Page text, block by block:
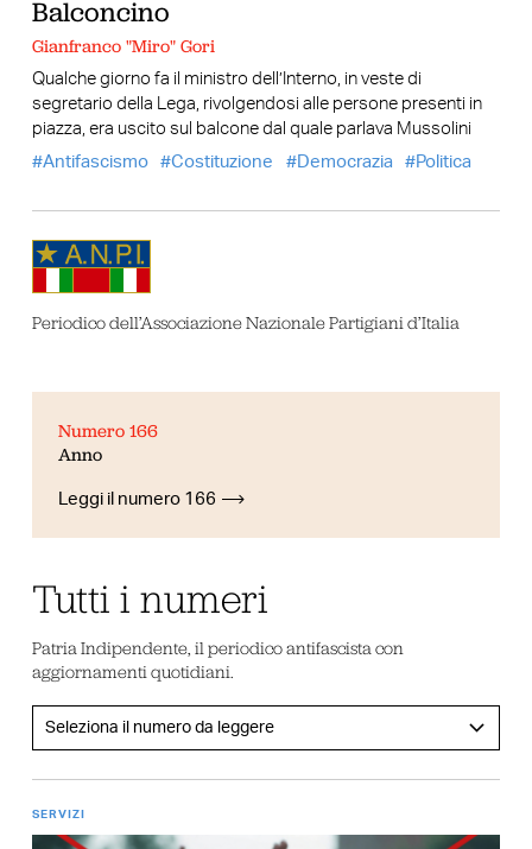
Balconcino
Gianfranco "Miro" Gori
Qualche giorno fa il ministro dell’Interno, in veste di
segretario della Lega, rivolgendosi alle persone presenti in
piazza, era uscito sul balcone dal quale parlava Mussolini
Antifascismo
Costituzione Democrazia Politica
Periodico dell’Associazione Nazionale Partigiani d’Italia
Numero 166
Anno
Leggi il numero 166
Tutti i numeri
Patria Indipendente, il periodico antifascista con
aggiornamenti quotidiani.
SERVIZI